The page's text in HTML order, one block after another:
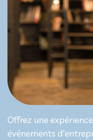
Offrez une
événements